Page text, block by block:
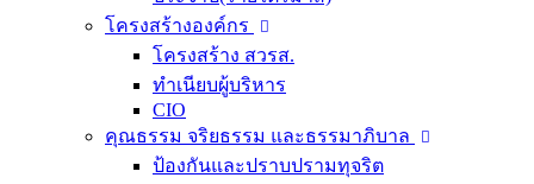
โครงสร้างองค์กร
โครงสร้าง สวรส.
ทำเนียบผู้บริหาร
CIO
คุณธรรม จริยธรรม และธรรมาภิบาล
ป้องกันและปราบปรามทุจริต